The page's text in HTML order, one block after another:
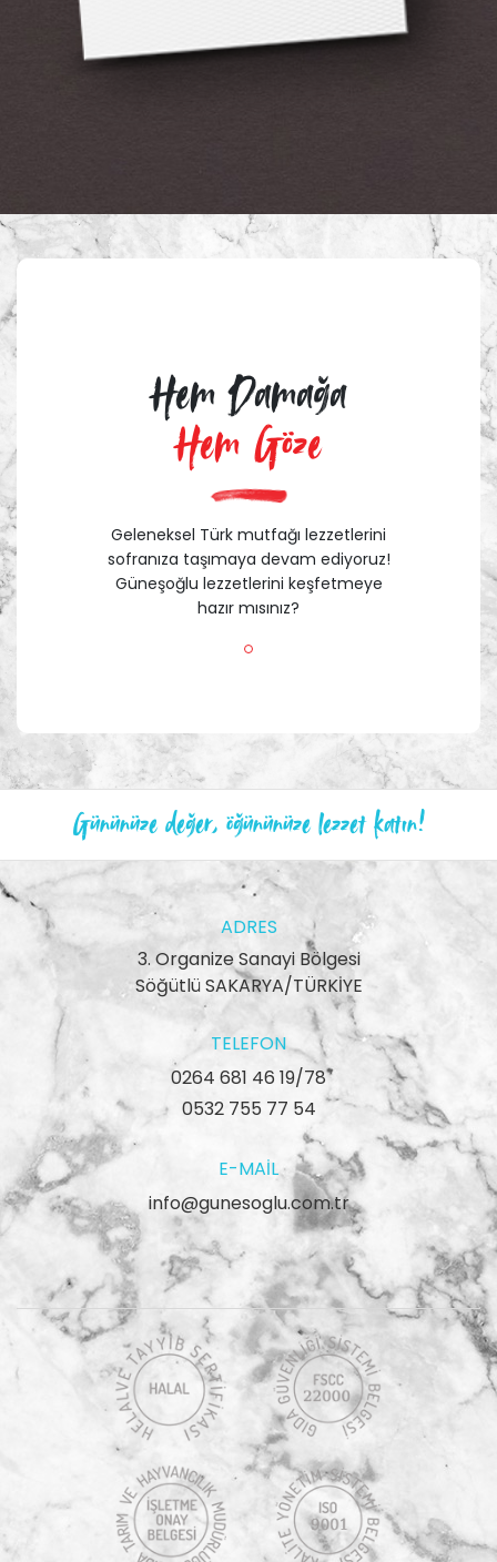
Hem Damağa
Hem Göze
Geleneksel Türk mutfağı lezzetlerini
sofranıza taşımaya devam ediyoruz!
Güneşoğlu lezzetlerini keşfetmeye
hazır mısınız?
Gününüze değer, öğününüze lezzet katın!
ADRES
3. Organize Sanayi Bölgesi
Söğütlü SAKARYA/TÜRKİYE
TELEFON
0264 681 46 19/78
0532 755 77 54
E-MAIL
info@gunesoglu.com.tr